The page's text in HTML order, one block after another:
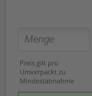
Preis gilt pro
Umverpackt zu
Mindestabnahme